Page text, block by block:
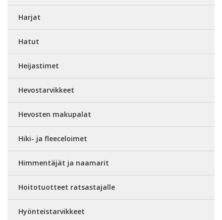
Harjat
Hatut
Heijastimet
Hevostarvikkeet
Hevosten makupalat
Hiki- ja fleeceloimet
Himmentäjät ja naamarit
Hoitotuotteet ratsastajalle
Hyönteistarvikkeet